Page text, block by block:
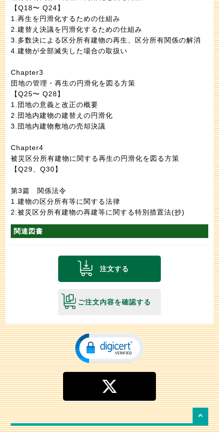
【Q18〜 Q24】
1.再生を円滑化するための仕組み
2.建替え決議を円滑化するための仕組み
3.多数決による区分所有建物の再生、区分所有関係の解消
4.建物が全部滅失した場合の取扱い
Chapter3
団地の管理・再生の円滑化を図る方策
【Q25〜 Q28】
1.団地の意義と改正の概要
2.団地内建物の建替えの円滑化
3.団地内建物敷地の売却決議
Chapter4
被災区分所有建物に関する再生の円滑化を図る方策
【Q29、Q30】
第3篇 関係法令
1.建物の区分所有等に関する法律
2.被災区分所有建物の再建等に関する特別措置法(抄)
関連図書
注文する
ご注文内容を確認する